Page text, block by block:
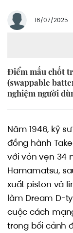
16/07/2025
Điểm mấu chốt
(swappable
nghiệm người
Năm 1946, kỹ
đồng hành
với vỏn vẹn 34
Hamamatsu,
xuất piston và
làm Dream D-
cuộc cách
trong bối cảnh